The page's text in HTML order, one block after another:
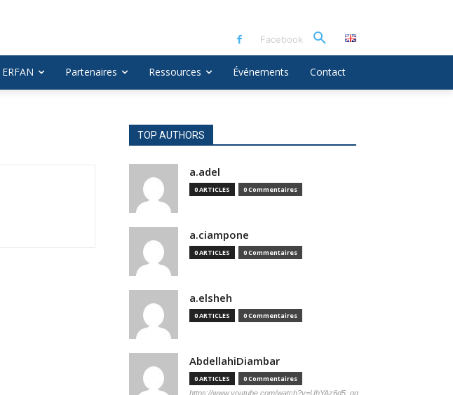
Facebook
ERFAN Partenaires Ressources Événements Contact
TOP AUTHORS
a.adel
0 ARTICLES 0 Commentaires
a.ciampone
0 ARTICLES 0 Commentaires
a.elsheh
0 ARTICLES 0 Commentaires
AbdellahiDiambar
0 ARTICLES 0 Commentaires
https://www.youtube.com/watch?v=UhYAz6d5_qg